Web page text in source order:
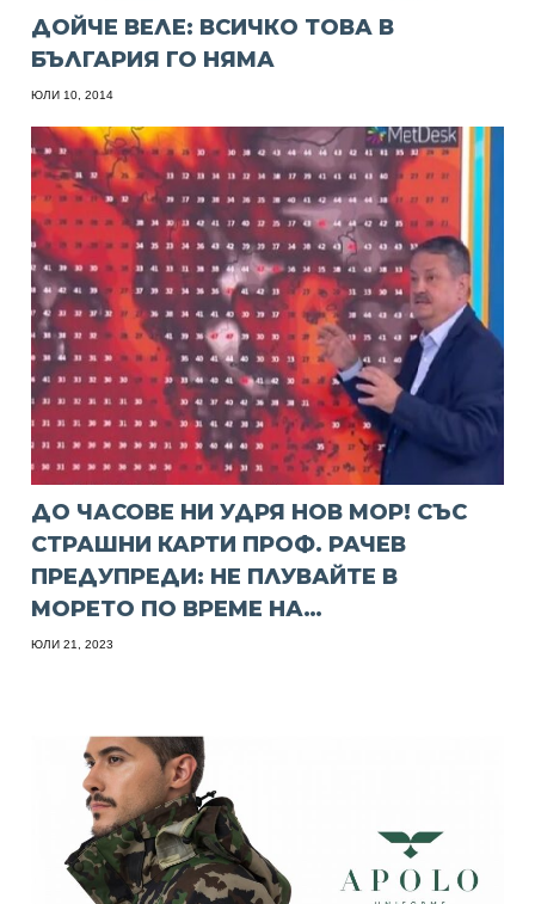
ДОЙЧЕ ВЕЛЕ: ВСИЧКО ТОВА В
БЪЛГАРИЯ ГО НЯМА
ЮЛИ 10, 2014
ДО ЧАСОВЕ НИ УДРЯ НОВ МОР! СЪС
СТРАШНИ КАРТИ ПРОФ. РАЧЕВ
ПРЕДУПРЕДИ: НЕ ПЛУВАЙТЕ В
МОРЕТО ПО ВРЕМЕ НА…
ЮЛИ 21, 2023